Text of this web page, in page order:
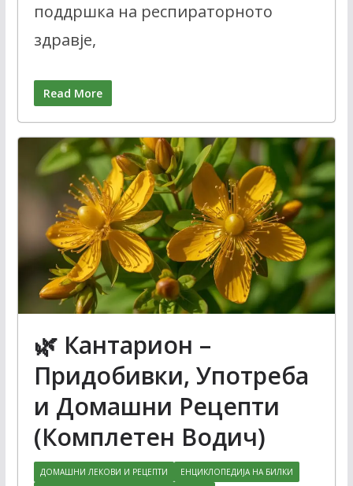
поддршка на респираторното
здравје,
Read More
🌿 Кантарион –
Придобивки, Употреба
и Домашни Рецепти
(Комплетен Водич)
ДОМАШНИ ЛЕКОВИ И РЕЦЕПТИ
ЕНЦИКЛОПЕДИЈА НА БИЛКИ